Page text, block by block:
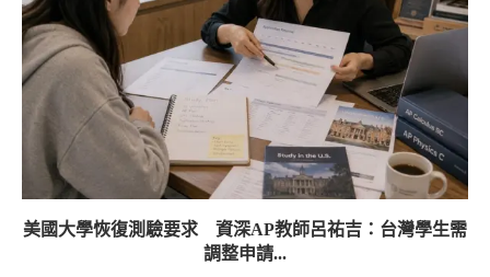
美國大學恢復測驗要求 資深AP教師呂祐吉：台灣學生需
調整申請...